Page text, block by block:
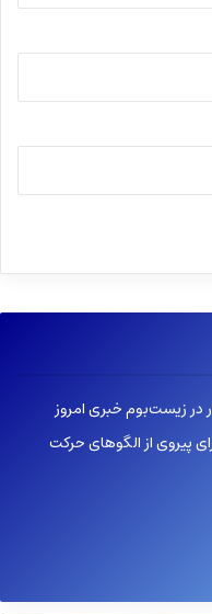
در زیست‌بوم خبری امروز
پیروی از الگوهای حرکت